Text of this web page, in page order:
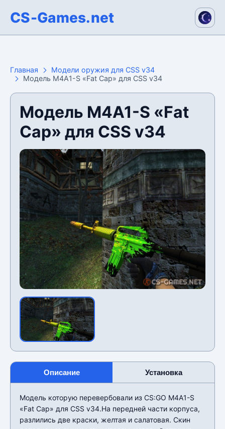
CS-Games.net
Главная
Модели оружия для CSS v34
Модель M4A1-S «Fat Cap» для CSS v34
Модель M4A1-S «Fat
Cap» для CSS v34
Описание Установка
Модель которую перевербовали из CS:GO M4A1-S
«Fat Cap» для CSS v34.На передней части корпуса,
разлились две краски, желтая и салатовая. Скин